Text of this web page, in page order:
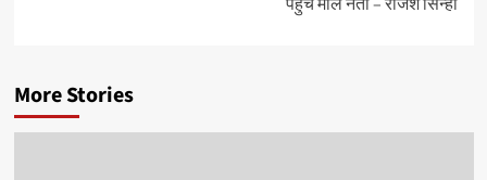
More Stories